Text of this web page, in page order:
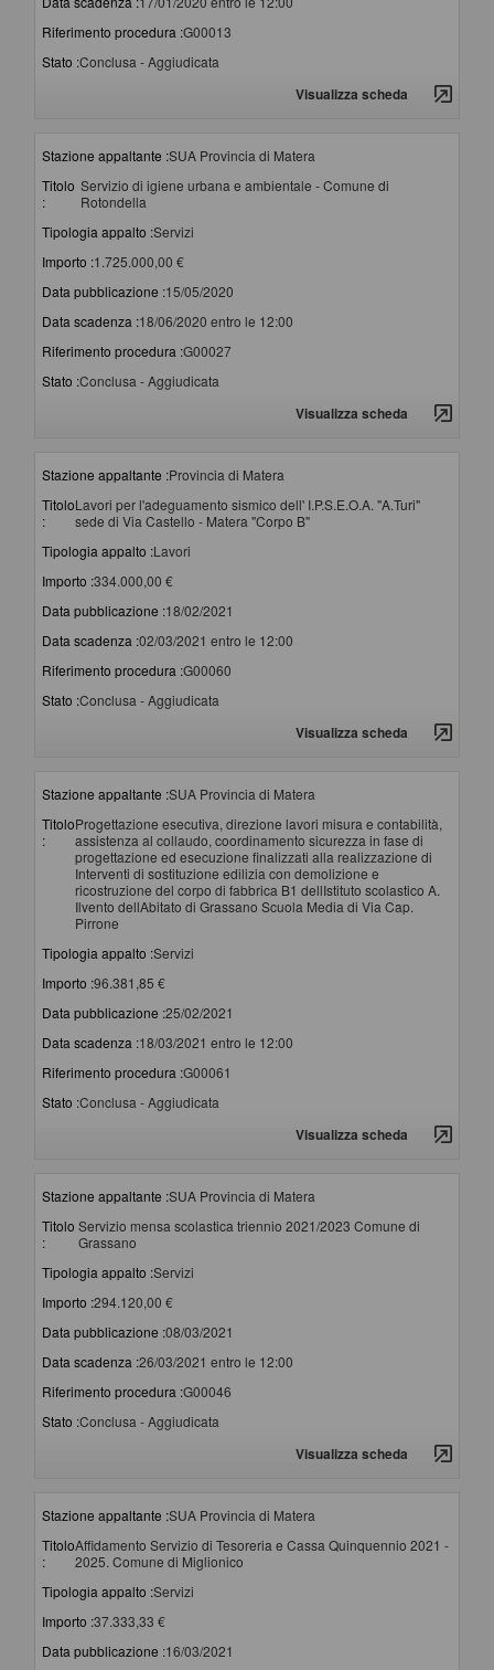
Riferimento procedura :G00013
Stato :Conclusa - Aggiudicata
Visualizza scheda
Stazione appaltante :SUA Provincia di Matera
Titolo
:
Servizio di igiene urbana e ambientale - Comune di
Rotondella
Tipologia appalto :Servizi
Importo :1.725.000,00 €
Data pubblicazione :15/05/2020
Data scadenza :18/06/2020 entro le 12:00
Riferimento procedura :G00027
Stato :Conclusa - Aggiudicata
Visualizza scheda
Stazione appaltante :Provincia di Matera
Titolo
:
Lavori per l'adeguamento sismico dell' I.P.S.E.O.A. "A.Turi"
sede di Via Castello - Matera "Corpo B"
Tipologia appalto :Lavori
Importo :334.000,00 €
Data pubblicazione :18/02/2021
Data scadenza :02/03/2021 entro le 12:00
Riferimento procedura :G00060
Stato :Conclusa - Aggiudicata
Visualizza scheda
Stazione appaltante :SUA Provincia di Matera
Titolo
:
Progettazione esecutiva, direzione lavori misura e contabilità,
assistenza al collaudo, coordinamento sicurezza in fase di
progettazione ed esecuzione finalizzati alla realizzazione di
Interventi di sostituzione edilizia con demolizione e
ricostruzione del corpo di fabbrica B1 dellIstituto scolastico A.
Ilvento dellAbitato di Grassano Scuola Media di Via Cap.
Pirrone
Tipologia appalto :Servizi
Importo :96.381,85 €
Data pubblicazione :25/02/2021
Data scadenza :18/03/2021 entro le 12:00
Riferimento procedura :G00061
Stato :Conclusa - Aggiudicata
Visualizza scheda
Stazione appaltante :SUA Provincia di Matera
Titolo
:
Servizio mensa scolastica triennio 2021/2023 Comune di
Grassano
Tipologia appalto :Servizi
Importo :294.120,00 €
Data pubblicazione :08/03/2021
Data scadenza :26/03/2021 entro le 12:00
Riferimento procedura :G00046
Stato :Conclusa - Aggiudicata
Visualizza scheda
Stazione appaltante :SUA Provincia di Matera
Titolo
:
Affidamento Servizio di Tesoreria e Cassa Quinquennio 2021 -
2025. Comune di Miglionico
Tipologia appalto :Servizi
Importo :37.333,33 €
Data pubblicazione :16/03/2021